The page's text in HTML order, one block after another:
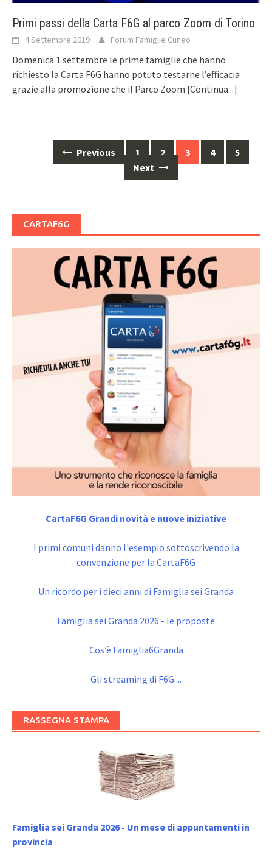
Primi passi della Carta F6G al parco Zoom di Torino
4 Settembre 2019 Forum Famiglie Cuneo
Domenica 1 settembre le prime famiglie che hanno
richiesto la Carta F6G hanno potuto testarne l’efficacia
grazie alla promozione che il Parco Zoom [Continua...]
navigation
Previous 1 2 3 4
5
Next
CARTAF6G
CartaF6G Grandi novità e nuove iniziative
I primi comuni danno l'esempio sottoscrivendo la
convenzione per la CartaF6G
Un ricordo per i dieci anni di Famiglia sei Granda
Famiglia sei Granda 2026 - le proposte
Cos’è Famiglia6Granda
Gli streaming di F6G....
RASSEGNA STAMPA
Famiglia sei Granda 2026 - Un mese di appuntamenti in
provincia